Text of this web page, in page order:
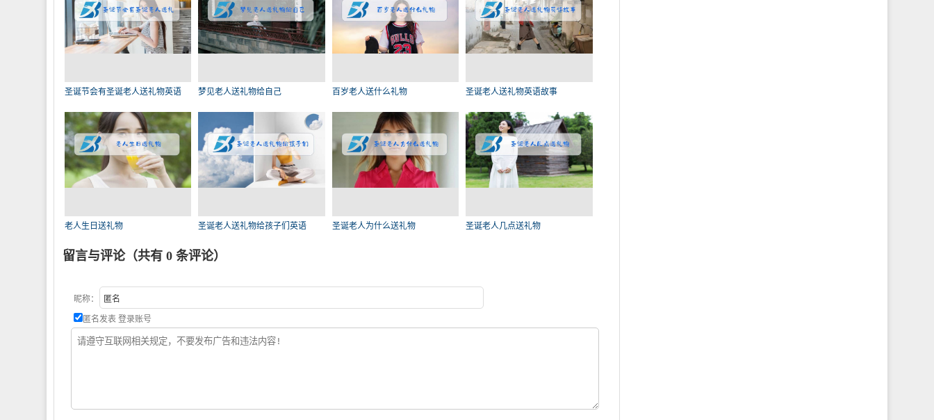
圣诞节会有圣诞老人送礼物英语 梦见老人送礼物给自己 百岁老人送什么礼物 圣诞老人送礼物英语故事
老人生日送礼物 圣诞老人送礼物给孩子们英语 圣诞老人为什么送礼物 圣诞老人几点送礼物
留言与评论（共有 0 条评论）
昵称：
匿名发表 登录账号